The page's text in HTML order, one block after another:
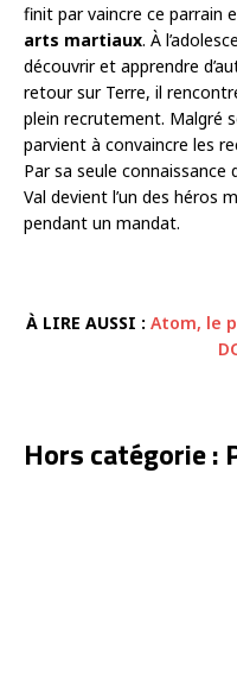
finit par vaincre ce parrain
arts martiaux. À
découvrir et apprendre
retour sur Terre, il
plein recrutement. Malgré
parvient à convaincre les
Par sa seule
Val devient l’un des héros
pendant un mandat.
À LIRE AUSSI : Atom, le
Hors catégorie :